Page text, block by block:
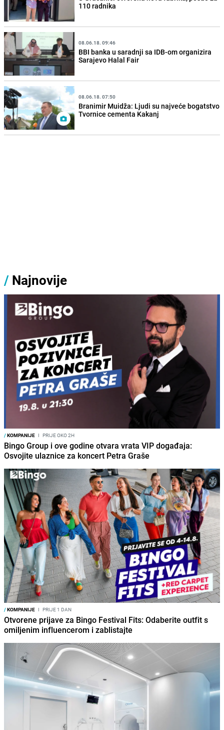
110 radnika
08.06.18. 09:46
BBI banka u saradnji sa IDB-om organizira
Sarajevo Halal Fair
08.06.18. 07:50
Branimir Muidža: Ljudi su najveće bogatstvo
Tvornice cementa Kakanj
/ Najnovije
/KOMPANIJE I PRIJE OKO 2H
Bingo Group i ove godine otvara vrata VIP događaja:
Osvojite ulaznice za koncert Petra Graše
/KOMPANIJE I PRIJE 1 DAN
Otvorene prijave za Bingo Festival Fits: Odaberite outfit s
omiljenim influencerom i zablistajte